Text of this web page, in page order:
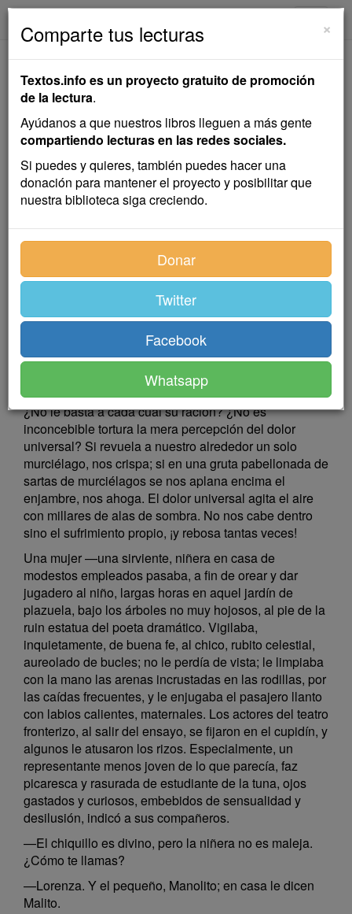
Comedia
Emilia Pardo Bazán
Cuento
Parece tonto esto de narrar cosas que pueden verse
sólo con asomarse a la ventana o a la puerta. Por
puertas y ventanas trepan al asalto la helada, el
bochorno, el tráfago y las impurezas de la vía pública...
¡Quién poseyese una urna hialina, y en ella se
claustrase, aletargándose antes como los milagrosos
faquires!
Dentro de la urna, tapadas con cera las aberturas de
los sentidos, revulsa la lengua para obturar la laringe,
allá el dolor que revolotee y entenebrezca el aire.
¡Dolor! ¡Dolor ajeno, sobre todo! ¿En qué nos atañe?
¿No le basta a cada cual su ración? ¿No es
inconcebible tortura la mera percepción del dolor
universal? Si revuela a nuestro alrededor un solo
murciélago, nos crispa; si en una gruta pabellonada de
sartas de murciélagos se nos aplana encima el
enjambre, nos ahoga. El dolor universal agita el aire
con millares de alas de sombra. No nos cabe dentro
sino el sufrimiento propio, ¡y rebosa tantas veces!
Una mujer —una sirviente, niñera en casa de
modestos empleados pasaba, a fin de orear y dar
jugadero al niño, largas horas en aquel jardín de
plazuela, bajo los árboles no muy hojosos, al pie de la
ruin estatua del poeta dramático. Vigilaba,
inquietamente, de buena fe, al chico, rubito celestial,
aureolado de bucles; no le perdía de vista; le limpiaba
con la mano las arenas incrustadas en las rodillas, por
las caídas frecuentes, y le enjugaba el pasajero llanto
con labios calientes, maternales. Los actores del teatro
fronterizo, al salir del ensayo, se fijaron en el cupidín, y
algunos le atusaron los rizos. Especialmente, un
representante menos joven de lo que parecía, faz
picaresca y rasurada de estudiante de la tuna, ojos
gastados y curiosos, embebidos de sensualidad y
desilusión, indicó a sus compañeros.
—El chiquillo es divino, pero la niñera no es maleja.
¿Cómo te llamas?
—Lorenza. Y el pequeño, Manolito; en casa le dicen
Malito.
×
Comparte tus lecturas
Textos.info es un proyecto gratuito de promoción
de la lectura.
Ayúdanos a que nuestros libros lleguen a más gente
compartiendo lecturas en las redes sociales.
Si puedes y quieres, también puedes hacer una
donación para mantener el proyecto y posibilitar que
nuestra biblioteca siga creciendo.
Donar
Twitter
Facebook
Whatsapp